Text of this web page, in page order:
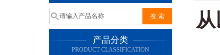
产品分类
PRODUCT CLASSIFICATION